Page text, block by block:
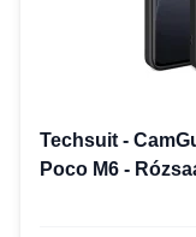
Techsuit -
Poco M6 -